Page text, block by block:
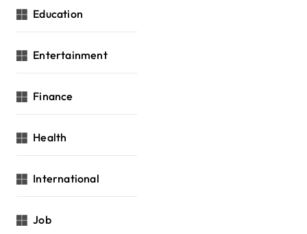
Education
Entertainment
Finance
Health
International
Job